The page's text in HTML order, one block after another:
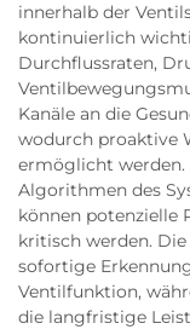
innerhalb der
kontinuierlich
Durchflussraten,
Kanäle an die
wodurch proaktive
ermöglicht
Algorithmen des
können potenzielle
kritisch werden.
sofortige
Ventilfunktion,
die langfristige